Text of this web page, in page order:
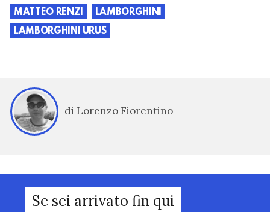
MATTEO RENZI
LAMBORGHINI
LAMBORGHINI URUS
di Lorenzo Fiorentino
Se sei arrivato fin qui